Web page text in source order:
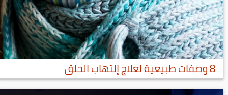
8 وصفات طبيعية لعلاج إلتهاب الحلق